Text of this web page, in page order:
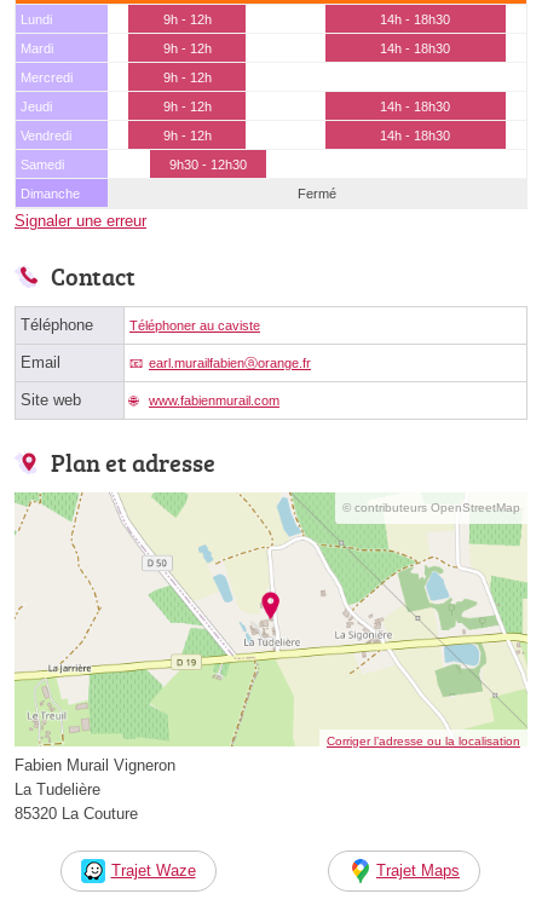
Lundi 9h - 12h
14h - 18h30
Mardi
9h - 12h
14h - 18h30
Mercredi
9h - 12h
Jeudi
9h - 12h
14h - 18h30
Vendredi
9h - 12h
14h - 18h30
Samedi
9h30 - 12h30
Dimanche
Fermé
Signaler une erreur
Contact
Téléphone Téléphoner au caviste
Email earl.murailfabienⓐorange.fr
Site web www.fabienmurail.com
Plan et adresse
© contributeurs OpenStreetMap
Corriger l’adresse ou la localisation
Fabien Murail Vigneron
La Tudelière
85320 La Couture
Trajet Waze Trajet Maps